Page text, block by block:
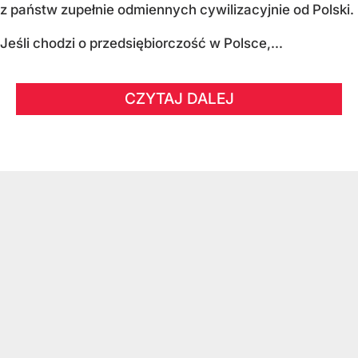
z państw zupełnie odmiennych cywilizacyjnie od Polski.
Jeśli chodzi o przedsiębiorczość w Polsce,...
CZYTAJ DALEJ